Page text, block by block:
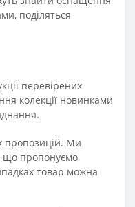
поділяться
перевірених
колекції новинками
пропозицій. Ми
що пропонуємо
товар можна